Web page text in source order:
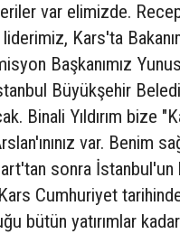
var elimizde.
Kars'ta
Başkanımız
Büyükşehir
Binali Yıldırım bize
var. Benim
sonra İstanbul'un
Cumhuriyet
bütün yatırımlar